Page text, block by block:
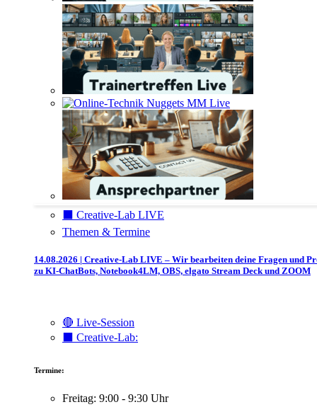
⬛️ Creative-Lab LIVE
Themen & Termine
14.08.2026 | Creative-Lab LIVE – Wir bearbeiten deine Fragen und
zu KI-ChatBots, Notebook4LM, OBS, elgato Stream Deck und ZOOM
🔴 Live-Session
⬛️ Creative-Lab:
Termine:
Freitag: 9:00 - 9:30 Uhr